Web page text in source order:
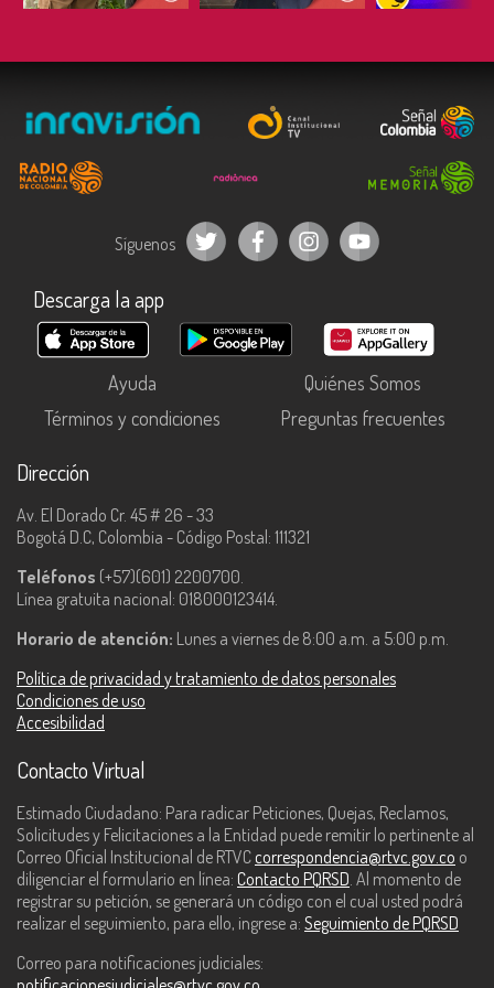
Síguenos
Descarga la app
Ayuda
Quiénes Somos
Términos y condiciones
Preguntas frecuentes
Dirección
Av. El Dorado Cr. 45 # 26 - 33
Bogotá D.C, Colombia - Código Postal: 111321
Teléfonos (+57)(601) 2200700.
Línea gratuita nacional: 018000123414.
Horario de atención: Lunes a viernes de 8:00 a.m. a 5:00 p.m.
Política de privacidad y tratamiento de datos personales
Condiciones de uso
Accesibilidad
Contacto Virtual
Estimado Ciudadano: Para radicar Peticiones, Quejas, Reclamos,
Solicitudes y Felicitaciones a la Entidad puede remitir lo pertinente al
Correo Oficial Institucional de RTVC correspondencia@rtvc.gov.co o
diligenciar el formulario en línea: Contacto PQRSD. Al momento de
registrar su petición, se generará un código con el cual usted podrá
realizar el seguimiento, para ello, ingrese a: Seguimiento de PQRSD
Correo para notificaciones judiciales: